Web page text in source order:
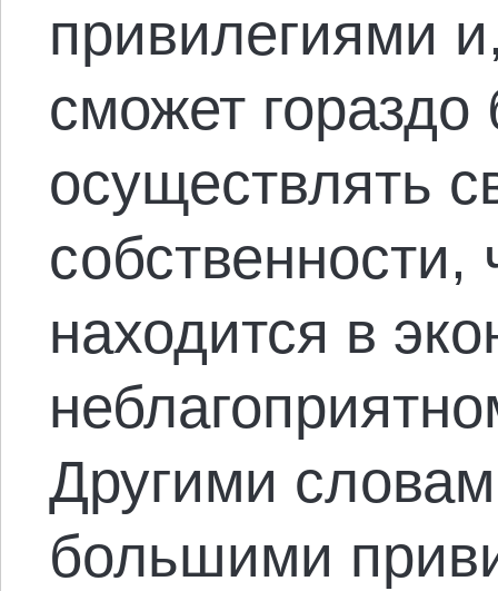
привилегиями
сможет
осуществлять
собственности,
находится в
Другими
большими